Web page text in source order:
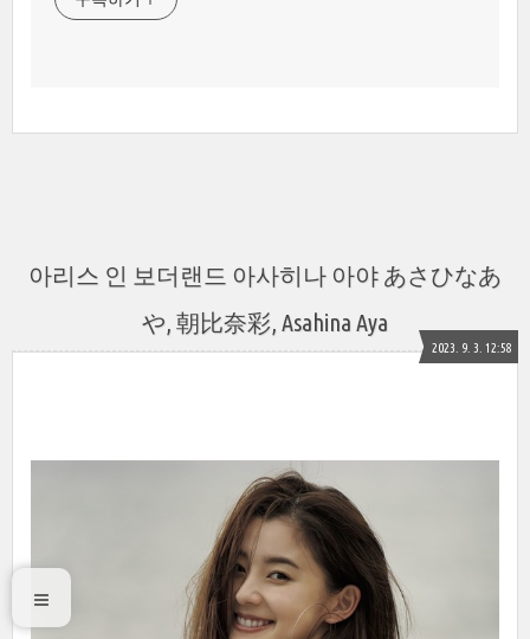
아리스 인 보더랜드 아사히나 아야 あさひなあ
や, 朝比奈彩, Asahina Aya
2023. 9. 3. 12:58